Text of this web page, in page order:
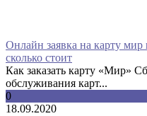
Онлайн заявка на карту мир
сколько стоит
Как заказать карту «Мир»
обслуживания карт...
0
18.09.2020